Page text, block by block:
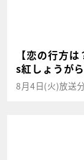
【恋の行方
s紅しょうが
8月4日(火)放送